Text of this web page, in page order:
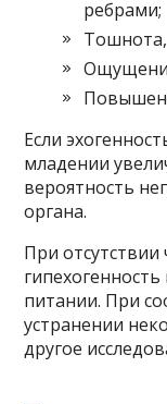
ребрами;
Если
младении
вероятность
органа.
При
питании. При
устранении
другое